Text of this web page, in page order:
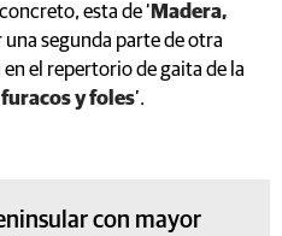
esta de ‘ Madera,
una segunda parte de otra
el repertorio de gaita de la
furacos y foles’.
con mayor